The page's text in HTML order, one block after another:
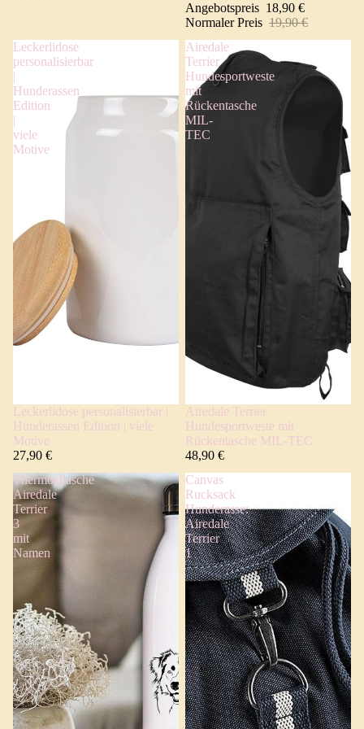
Angebotspreis 18,90 €
Normaler Preis 19,90 €
Leckerlidose
personalisierbar
|
Hunderassen
Edition
|
viele
Motive
Leckerlidose personalisierbar |
Hunderassen Edition | viele
Motive
27,90 €
Airedale
Terrier
Hundesportweste
mit
Rückentasche
MIL-
TEC
Airedale Terrier
Hundesportweste mit
Rückentasche MIL-TEC
48,90 €
Thermosflasche
Airedale
Terrier
3
mit
Namen
Canvas
Rucksack
Hunderasse:
Airedale
Terrier
1